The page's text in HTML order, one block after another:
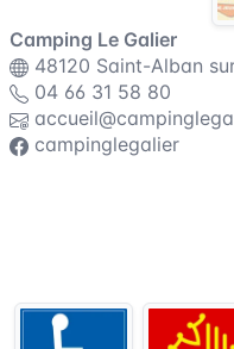
Camping Le Galier
48120 Saint-Alban
04 66 31 58 80
campinglegalier